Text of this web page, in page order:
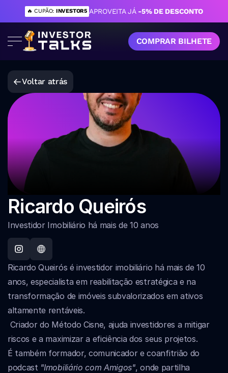
🔥 CUPÃO: INVESTOR5 APROVEITA JÁ -5% DE DESCONTO
COMPRAR BILHETE
Voltar atrás
Ricardo Queirós
Investidor Imobiliário há mais de 10 anos
Ricardo Queirós é investidor imobiliário há mais de 10
anos, especialista em reabilitação estratégica e na
transformação de imóveis subvalorizados em ativos
altamente rentáveis.
riscos e a maximizar a eficiência dos seus projetos.
É também formador, comunicador e coanfitrião do
podcast "Imobiliário com Amigos", onde partilha